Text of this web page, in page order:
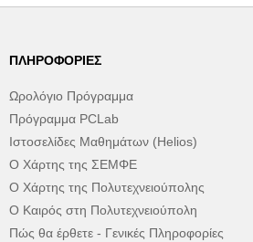
ΠΛΗΡΟΦΟΡΊΕΣ
Ωρολόγιο Πρόγραμμα
Πρόγραμμα PCLab
Ιστοσελίδες Μαθημάτων (Helios)
Ο Χάρτης της ΣΕΜΦΕ
Ο Χάρτης της Πολυτεχνειούπολης
Ο Καιρός στη Πολυτεχνειούπολη
Πώς θα έρθετε - Γενικές Πληροφορίες